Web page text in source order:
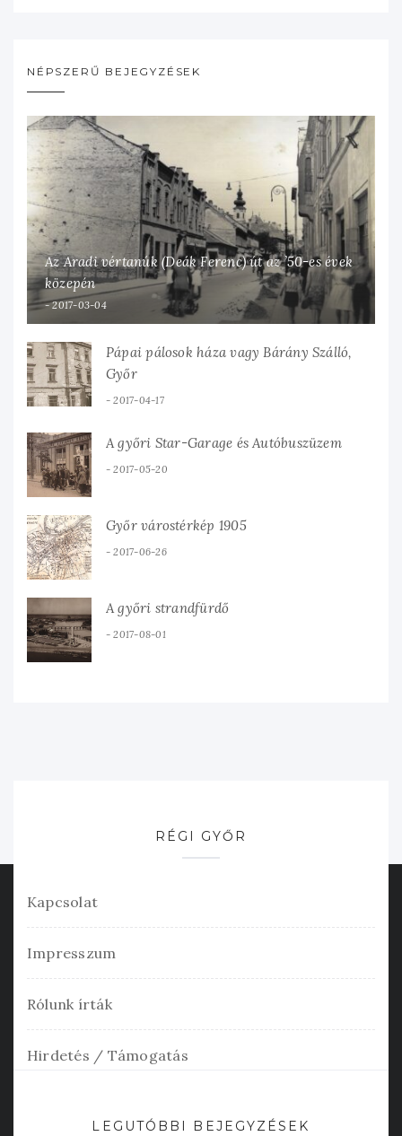
NÉPSZERŰ BEJEGYZÉSEK
Az Aradi vértanúk (Deák Ferenc) út az ’50-es évek
közepén
2017-03-04
Pápai pálosok háza vagy Bárány Szálló,
Győr
2017-04-17
A győri Star-Garage és Autóbuszüzem
2017-05-20
Győr várostérkép 1905
2017-06-26
A győri strandfürdő
2017-08-01
RÉGI GYŐR
Kapcsolat
Impresszum
Rólunk írták
Hirdetés / Támogatás
LEGUTÓBBI BEJEGYZÉSEK